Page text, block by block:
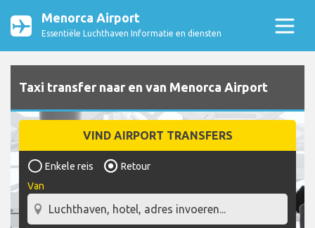
Menorca Airport
Essentiële Luchthaven Informatie en diensten
Taxi transfer naar en van Menorca Airport
VIND AIRPORT TRANSFERS
Enkele reis
Retour
Van